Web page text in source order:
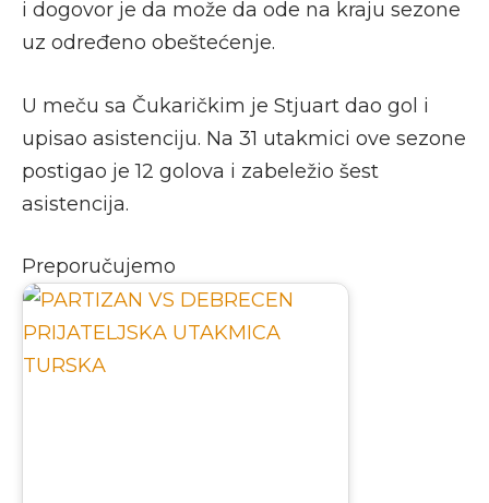
i dogovor je da može da ode na kraju sezone
uz određeno obeštećenje.
U meču sa Čukaričkim je Stjuart dao gol i
upisao asistenciju. Na 31 utakmici ove sezone
postigao je 12 golova i zabeležio šest
asistencija.
Preporučujemo